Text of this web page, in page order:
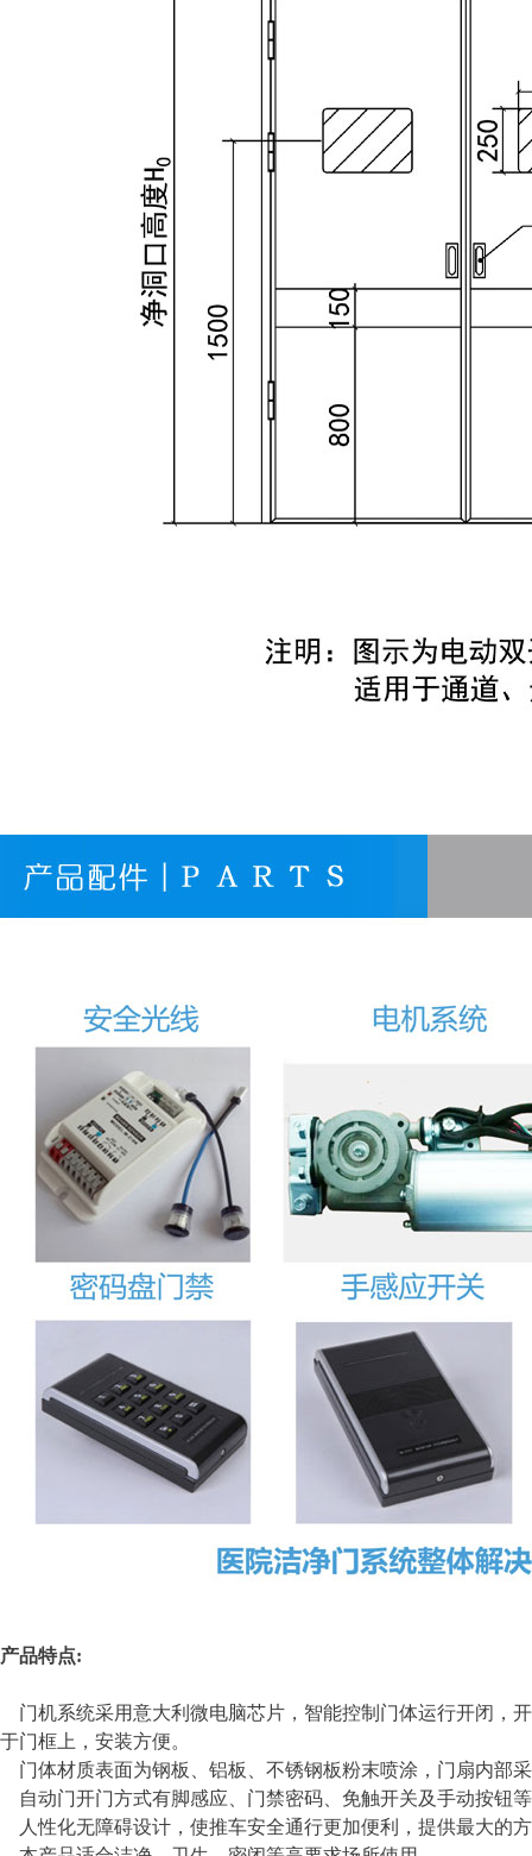
产品特点:
门机系统采用意大利微电脑芯片，智能控制门体运行开闭，
于门框上，安装方便。
门体材质表面为钢板、铝板、不锈钢板粉末喷涂，门扇内部
自动门开门方式有脚感应、门禁密码、免触开关及手动按钮
人性化无障碍设计，使推车安全通行更加便利，提供最大的